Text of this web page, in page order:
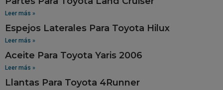
Leer más »
Espejos Laterales Para Toyota Hilux
Leer más »
Aceite Para Toyota Yaris 2006
Leer más »
Llantas Para Toyota 4Runner